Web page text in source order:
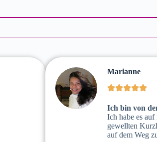
Marianne
Ich bin von
Ich habe es
gewellten
auf dem Weg